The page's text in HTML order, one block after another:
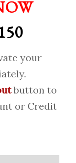
your
button to
or Credit